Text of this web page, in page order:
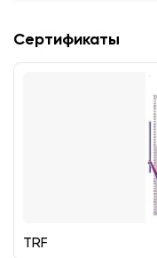
Сертификаты
TRF